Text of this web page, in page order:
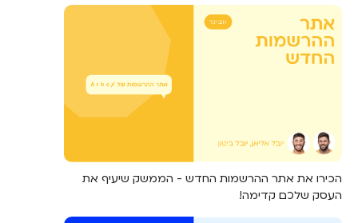
הכירו את אתר ההרשמות החדש - הממשק שיעיף את
העסק שלכם קדימה!